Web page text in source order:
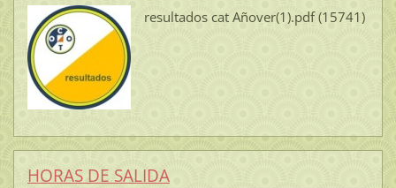
resultados cat Añover(1).pdf (15741)
HORAS DE SALIDA